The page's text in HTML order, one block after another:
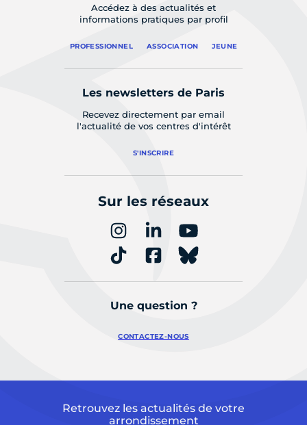
Accédez à des actualités et
informations pratiques par profil
PROFESSIONNEL ASSOCIATION JEUNE
Les newsletters de Paris
Recevez directement par email
l'actualité de vos centres d'intérêt
S'INSCRIRE
Sur les réseaux
Une question ?
CONTACTEZ-NOUS
Retrouvez les actualités de votre
arrondissement